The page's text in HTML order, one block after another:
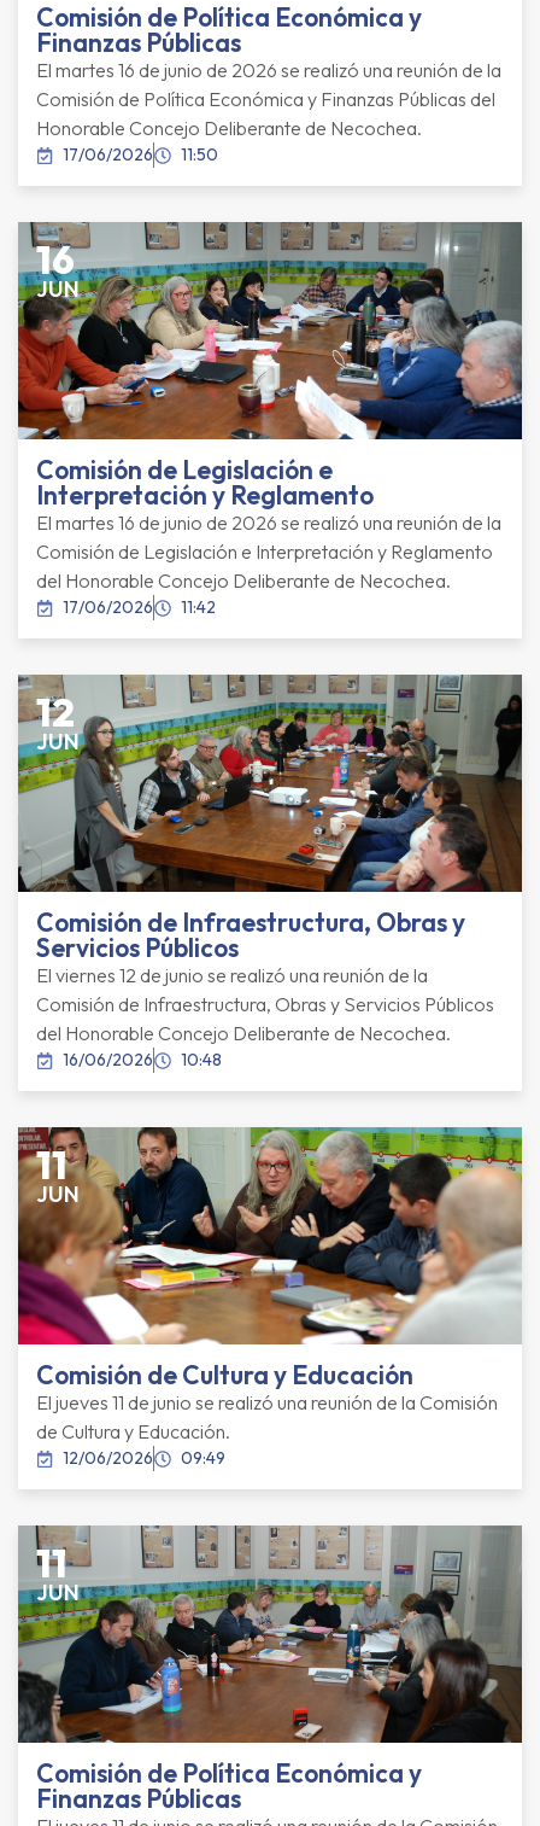
Comisión de Política Económica y
Finanzas Públicas
El martes 16 de junio de 2026 se realizó una reunión de la
Comisión de Política Económica y Finanzas Públicas del
Honorable Concejo Deliberante de Necochea.
17/06/2026 11:50
16
JUN
Comisión de Legislación e
Interpretación y Reglamento
El martes 16 de junio de 2026 se realizó una reunión de la
Comisión de Legislación e Interpretación y Reglamento
del Honorable Concejo Deliberante de Necochea.
17/06/2026 11:42
12
JUN
Comisión de Infraestructura, Obras y
Servicios Públicos
El viernes 12 de junio se realizó una reunión de la
Comisión de Infraestructura, Obras y Servicios Públicos
del Honorable Concejo Deliberante de Necochea.
16/06/2026 10:48
11
JUN
Comisión de Cultura y Educación
El jueves 11 de junio se realizó una reunión de la Comisión
de Cultura y Educación.
12/06/2026 09:49
11
JUN
Comisión de Política Económica y
Finanzas Públicas